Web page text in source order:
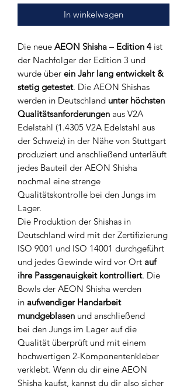
In winkelwagen
Die neue AEON Shisha – Edition 4 ist
der Nachfolger der Edition 3 und
wurde über ein Jahr lang entwickelt &
stetig getestet. Die AEON Shishas
werden in Deutschland unter höchsten
Qualitätsanforderungen aus V2A
Edelstahl (1.4305 V2A Edelstahl aus
der Schweiz) in der Nähe von Stuttgart
produziert und anschließend unterläuft
jedes Bauteil der AEON Shisha
nochmal eine strenge
Qualitätskontrolle bei den Jungs im
Lager.
Die Produktion der Shishas in
Deutschland wird mit der Zertifizierung
ISO 9001 und ISO 14001 durchgeführt
und jedes Gewinde wird vor Ort auf
ihre Passgenauigkeit kontrolliert. Die
Bowls der AEON Shisha werden
in aufwendiger Handarbeit
mundgeblasen und anschließend
bei den Jungs im Lager auf die
Qualität überprüft und mit einem
hochwertigen 2-Komponentenkleber
verklebt. Wenn du dir eine AEON
Shisha kaufst, kannst du dir also sicher